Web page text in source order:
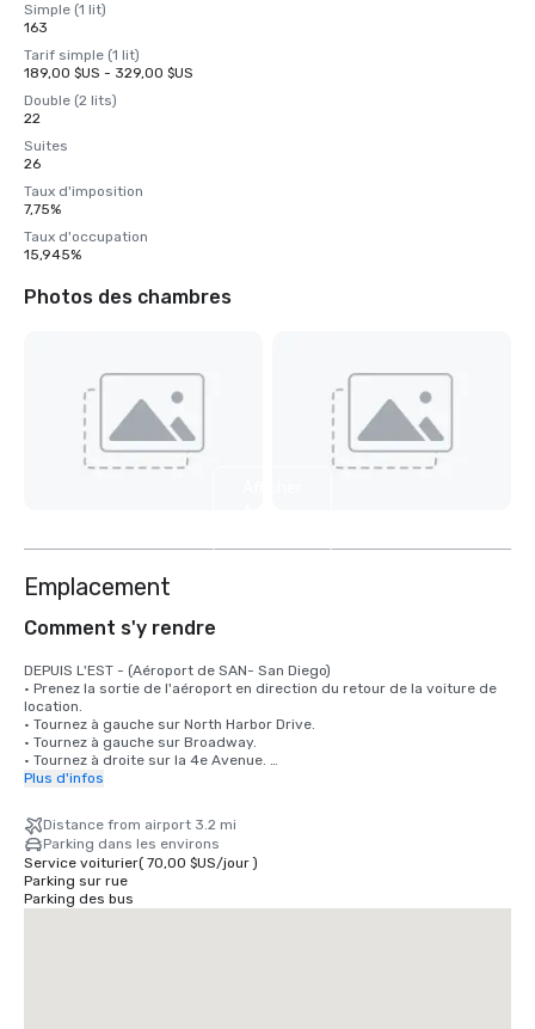
Simple (1 lit)
163
Tarif simple (1 lit)
189,00 $US - 329,00 $US
Double (2 lits)
22
Suites
26
Taux d'imposition
7,75%
Taux d'occupation
15,945%
Photos des chambres
Emplacement
Comment s'y rendre
DEPUIS L'EST - (Aéroport de SAN- San Diego)
• Prenez la sortie de l'aéroport en direction du retour de la voiture de
location.
• Tournez à gauche sur North Harbor Drive.
• Tournez à gauche sur Broadway.
• Tournez à droite sur la 4e Avenue.
• Tournez à gauche sur E Street.
de maisons sur la droite.
DE L'OUEST
• Prenez la 8 West jusqu'à la 163 South.
• La 163 South se termine sur la 10e Avenue et tournez à droite sur
Broadway.
Plus d'infos
Distance from airport 3.2 mi
Parking dans les environs
Service voiturier( 70,00 $US/jour)
Parking sur rue
Parking des bus